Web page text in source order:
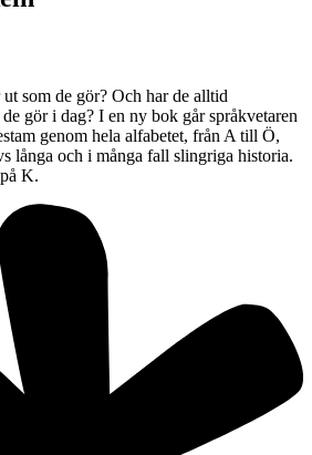
som de gör? Och har de alltid
gör i dag? I en ny bok går språkvetaren
genom hela alfabetet, från A till Ö,
långa och i många fall slingriga historia.
K.